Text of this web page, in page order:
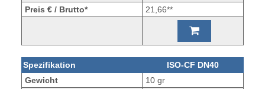
Preis € / Brutto*
21,66**
Spezifikation
ISO-CF DN40
Gewicht
10 gr